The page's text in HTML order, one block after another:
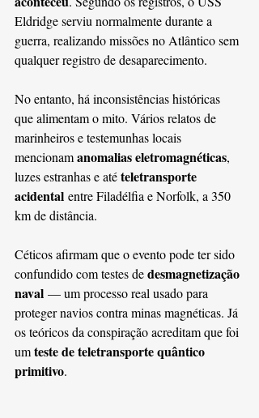
Eldridge serviu normalmente durante a
guerra, realizando missões no Atlântico sem
qualquer registro de desaparecimento.
No entanto, há inconsistências históricas
que alimentam o mito. Vários relatos de
marinheiros e testemunhas locais
mencionam anomalias eletromagnéticas,
luzes estranhas e até teletransporte
acidental entre Filadélfia e Norfolk, a 350
km de distância.
Céticos afirmam que o evento pode ter sido
confundido com testes de desmagnetização
naval — um processo real usado para
proteger navios contra minas magnéticas. Já
os teóricos da conspiração acreditam que foi
um teste de teletransporte quântico
primitivo.